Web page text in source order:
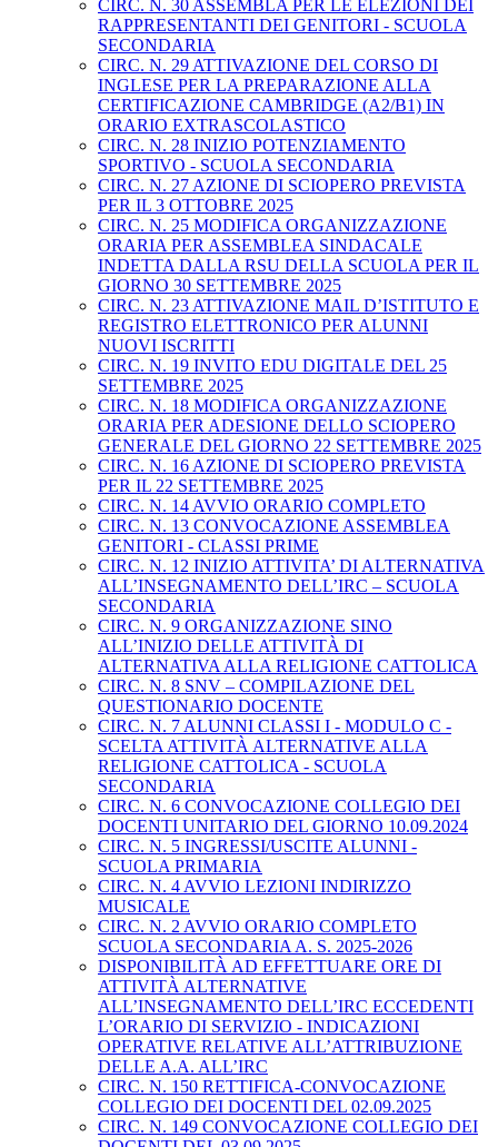
CIRC. N. 30 ASSEMBLA PER LE ELEZIONI DEI
RAPPRESENTANTI DEI GENITORI - SCUOLA
SECONDARIA
CIRC. N. 29 ATTIVAZIONE DEL CORSO DI
INGLESE PER LA PREPARAZIONE ALLA
CERTIFICAZIONE CAMBRIDGE (A2/B1) IN
ORARIO EXTRASCOLASTICO
CIRC. N. 28 INIZIO POTENZIAMENTO
SPORTIVO - SCUOLA SECONDARIA
CIRC. N. 27 AZIONE DI SCIOPERO PREVISTA
PER IL 3 OTTOBRE 2025
CIRC. N. 25 MODIFICA ORGANIZZAZIONE
ORARIA PER ASSEMBLEA SINDACALE
INDETTA DALLA RSU DELLA SCUOLA PER IL
GIORNO 30 SETTEMBRE 2025
CIRC. N. 23 ATTIVAZIONE MAIL D’ISTITUTO E
REGISTRO ELETTRONICO PER ALUNNI
NUOVI ISCRITTI
CIRC. N. 19 INVITO EDU DIGITALE DEL 25
SETTEMBRE 2025
CIRC. N. 18 MODIFICA ORGANIZZAZIONE
ORARIA PER ADESIONE DELLO SCIOPERO
GENERALE DEL GIORNO 22 SETTEMBRE 2025
CIRC. N. 16 AZIONE DI SCIOPERO PREVISTA
PER IL 22 SETTEMBRE 2025
CIRC. N. 14 AVVIO ORARIO COMPLETO
CIRC. N. 13 CONVOCAZIONE ASSEMBLEA
GENITORI - CLASSI PRIME
CIRC. N. 12 INIZIO ATTIVITA’ DI ALTERNATIVA
ALL’INSEGNAMENTO DELL’IRC – SCUOLA
SECONDARIA
CIRC. N. 9 ORGANIZZAZIONE SINO
ALL’INIZIO DELLE ATTIVITÀ DI
ALTERNATIVA ALLA RELIGIONE CATTOLICA
CIRC. N. 8 SNV – COMPILAZIONE DEL
QUESTIONARIO DOCENTE
CIRC. N. 7 ALUNNI CLASSI I - MODULO C -
SCELTA ATTIVITÀ ALTERNATIVE ALLA
RELIGIONE CATTOLICA - SCUOLA
SECONDARIA
CIRC. N. 6 CONVOCAZIONE COLLEGIO DEI
DOCENTI UNITARIO DEL GIORNO 10.09.2024
CIRC. N. 5 INGRESSI/USCITE ALUNNI -
SCUOLA PRIMARIA
CIRC. N. 4 AVVIO LEZIONI INDIRIZZO
MUSICALE
CIRC. N. 2 AVVIO ORARIO COMPLETO
SCUOLA SECONDARIA A. S. 2025-2026
DISPONIBILITÀ AD EFFETTUARE ORE DI
ATTIVITÀ ALTERNATIVE
ALL’INSEGNAMENTO DELL’IRC ECCEDENTI
L’ORARIO DI SERVIZIO - INDICAZIONI
OPERATIVE RELATIVE ALL’ATTRIBUZIONE
DELLE A.A. ALL’IRC
CIRC. N. 150 RETTIFICA-CONVOCAZIONE
COLLEGIO DEI DOCENTI DEL 02.09.2025
CIRC. N. 149 CONVOCAZIONE COLLEGIO DEI